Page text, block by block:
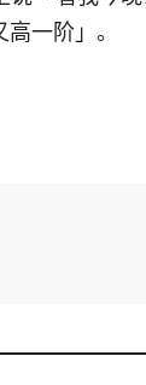
一阶」。